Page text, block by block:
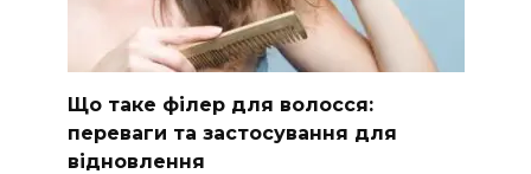
Що таке філер для волосся:
переваги та застосування для
відновлення